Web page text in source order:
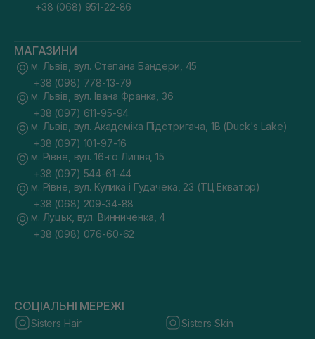
+38 (068) 951-22-86
МАГАЗИНИ
м. Львів, вул. Степана Бандери, 45
+38 (098) 778-13-79
м. Львів, вул. Івана Франка, 36
+38 (097) 611-95-94
м. Львів, вул. Академіка Підстригача, 1В (Duck's Lake)
+38 (097) 101-97-16
м. Рівне, вул. 16-го Липня, 15
+38 (097) 544-61-44
м. Рівне, вул. Кулика і Гудачека, 23 (ТЦ Екватор)
+38 (068) 209-34-88
м. Луцьк, вул. Винниченка, 4
+38 (098) 076-60-62
СОЦІАЛЬНІ МЕРЕЖІ
Sisters Hair Sisters Skin